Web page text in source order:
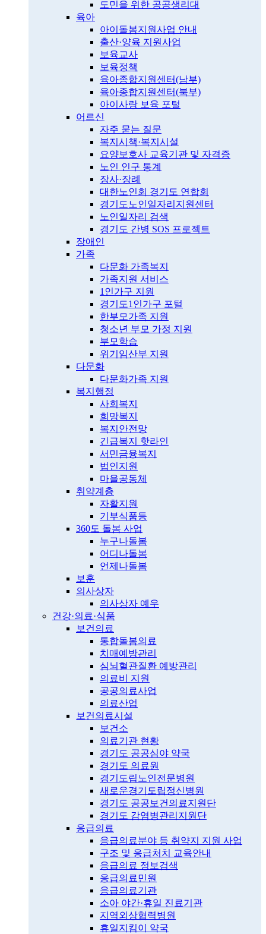
도민을 위한 공공생리대
육아
아이돌봄지원사업 안내
출산·양육 지원사업
보육교사
보육정책
육아종합지원센터(남부)
육아종합지원센터(북부)
아이사랑 보육 포털
어르신
자주 묻는 질문
복지시책·복지시설
요양보호사 교육기관 및 자격증
노인 인구 통계
장사·장례
대한노인회 경기도 연합회
경기도노인일자리지원센터
노인일자리 검색
경기도 간병 SOS 프로젝트
장애인
가족
다문화 가족복지
가족지원 서비스
1인가구 지원
경기도1인가구 포털
한부모가족 지원
청소년 부모 가정 지원
부모학습
위기임산부 지원
다문화
다문화가족 지원
복지행정
사회복지
희망복지
복지안전망
긴급복지 핫라인
서민금융복지
법인지원
마을공동체
취약계층
자활지원
기부식품등
360도 돌봄 사업
누구나돌봄
어디나돌봄
언제나돌봄
보훈
의사상자
의사상자 예우
건강·의료·식품
보건의료
통합돌봄의료
치매예방관리
심뇌혈관질환 예방관리
의료비 지원
공공의료사업
의료산업
보건의료시설
보건소
의료기관 현황
경기도 공공심야 약국
경기도 의료원
경기도립노인전문병원
새로운경기도립정신병원
경기도 공공보건의료지원단
경기도 감염병관리지원단
응급의료
응급의료분야 등 취약지 지원 사업
구조 및 응급처치 교육안내
응급의료 정보검색
응급의료민원
응급의료기관
소아 야간·휴일 진료기관
지역외상협력병원
휴일지킴이 약국